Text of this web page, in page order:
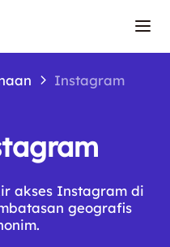
Instagram
akses Instagram di
geografis